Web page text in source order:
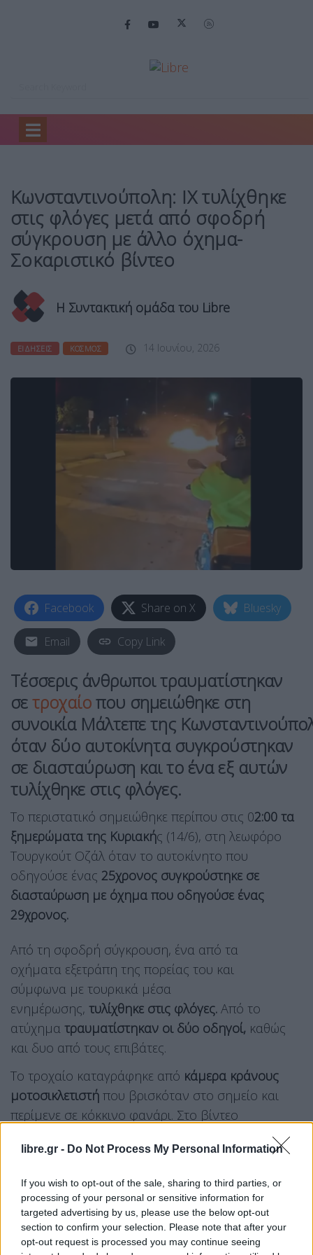
libre.gr - Do Not Process My Personal Information
If you wish to opt-out of the sale, sharing to third parties, or
processing of your personal or sensitive information for
targeted advertising by us, please use the below opt-out
section to confirm your selection. Please note that after your
opt-out request is processed you may continue seeing
Home
Κωνσταντινούπολη: ΙΧ τυλίχθηκε…
Κωνσταντινούπολη: ΙΧ τυλίχθηκε
στις φλόγες μετά από σφοδρή
σύγκρουση με άλλο όχημα-
Σοκαριστικό βίντεο
Η Συντακτική ομάδα του Libre
ΕΙΔΉΣΕΙΣ ΚΌΣΜΟΣ 14 Ιουνίου, 2026
Facebook Share on X Bluesky
Email Copy Link
Τέσσερις άνθρωποι τραυματίστηκαν
σετροχαίοπου σημειώθηκε στη
συνοικία Μάλτεπετης
όταν δύο αυτοκίνητα συγκρούστηκαν
σε διασταύρωση και το ένα εξ αυτών
τυλίχθηκε στις φλόγες.
Το περιστατικό σημειώθηκε περίπου στις 02:00 τα
ξημερώματα της Κυριακής (14/6), στη λεωφόρο
Τουργκούτ Οζάλ όταν το αυτοκίνητο που
οδηγούσε ένας 25χρονος συγκρούστηκε σε
διασταύρωση με όχημα που οδηγούσε ένας
29χρονος.
Από τη σφοδρή σύγκρουση, ένα από τα
οχήματα εξετράπη της πορείας του και
σύμφωνα με τουρκικά μέσα
ενημέρωσης, τυλίχθηκε στις φλόγες. Από το
ατύχημα τραυματίστηκαν οι δύο οδηγοί, καθώς
και δυο από τους επιβάτες.
Το τροχαίο καταγράφηκε από κάμερα κράνους
μοτοσικλετιστή που βρισκόταν στο σημείο και
περίμενε σε κόκκινο φανάρι. Στο βίντεο
αποτυπώνεται η σύγκρουση των δύο οχημάτων, η
έκρηξη που ακολουθεί και η φωτιά που ξεσπά σε
Maltepe Sahil Yolu’nda dün gece yaşanan korkunç
kazanın görüntüleri…